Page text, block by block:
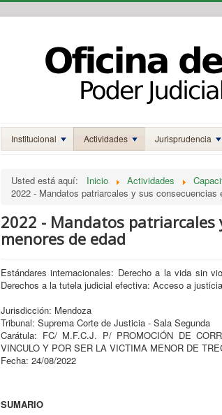
Institucional Actividades Jurisprudencia
Usted está aquí: Inicio Actividades
2022 - Mandatos patriarcales y sus consecuencias
2022 - Mandatos patriarcales
menores de edad
Estándares internacionales: Derecho a la vida sin
Derechos a la tutela judicial efectiva: Acceso a
Jurisdicción: Mendoza
Tribunal: Suprema Corte de Justicia - Sala Segunda
Carátula: FC/ M.F.C.J. P/ PROMOCIÓN DE
VINCULO Y POR SER LA VICTIMA MENOR DE
Fecha: 24/08/2022
SUMARIO